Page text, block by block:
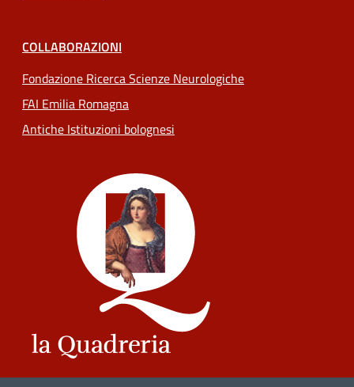
COLLABORAZIONI
Fondazione Ricerca Scienze Neurologiche
FAI Emilia Romagna
Antiche Istituzioni bolognesi